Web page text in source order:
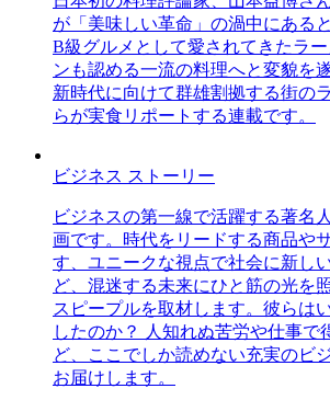
が「美味しい革命」の渦中にある
B級グルメとして愛されてきたラ
ンも認める一流の料理へと変貌を
新時代に向けて群雄割拠する街の
らが実食リポートする連載です。
ビジネス ストーリー
ビジネスの第一線で活躍する著名
画です。時代をリードする商品や
す、ユニークな視点で社会に新し
ど、混迷する未来にひと筋の光を
スピープルを取材します。彼らは
したのか？ 人知れぬ苦労や仕事で
ど、ここでしか読めない充実のビ
お届けします。